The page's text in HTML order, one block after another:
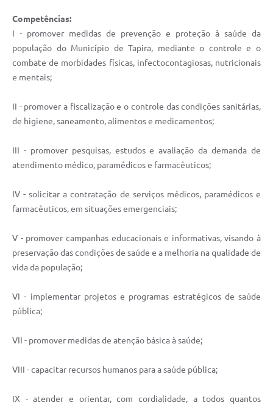
Carta de Serviços
Contato
Competências:
I - promover medidas de prevenção e proteção à saúde da
população do Município de Tapira, mediante o controle e o
combate de morbidades físicas, infectocontagiosas, nutricionais
e mentais;
II - promover a fiscalização e o controle das condições sanitárias,
de higiene, saneamento, alimentos e medicamentos;
III - promover pesquisas, estudos e avaliação da demanda de
atendimento médico, paramédicos e farmacêuticos;
IV - solicitar a contratação de serviços médicos, paramédicos e
farmacêuticos, em situações emergenciais;
V - promover campanhas educacionais e informativas, visando à
preservação das condições de saúde e a melhoria na qualidade de
vida da população;
VI - implementar projetos e programas estratégicos de saúde
pública;
VII - promover medidas de atenção básica à saúde;
VIII - capacitar recursos humanos para a saúde pública;
IX - atender e orientar, com cordialidade, a todos quantos